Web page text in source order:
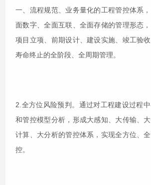
一、流程规范、业务量化的工程管控体系
面数字、全面互联、全面存储的管理形态，
项目立项、前期设计、建设实施、竣工验
寿命终止的全阶段、全周期管理。
2.全方位风险预判。通过对工程建设过程
和管控模型分析，形成大感知、大传输、
计算、大分析的管控体系，实现全方位、
控。